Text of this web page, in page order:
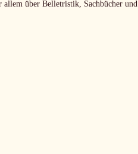
über Belletristik, Sachbücher